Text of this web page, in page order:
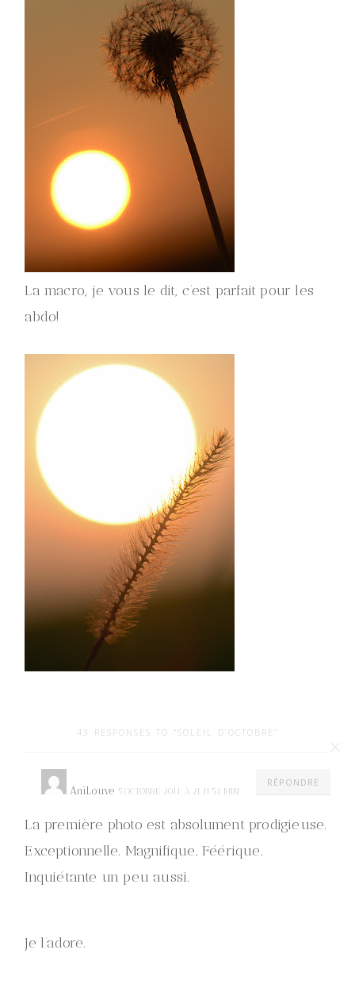
La macro, je vous le dit, c’est parfait pour les
abdo!
43 RESPONSES TO “SOLEIL D’OCTOBRE”
RÉPONDRE
AniLouve 5 OCTOBRE 2011 À 21 H 54 MIN
La première photo est absolument prodigieuse.
Exceptionnelle. Magnifique. Féérique.
Inquiétante un peu aussi.
Je l’adore.